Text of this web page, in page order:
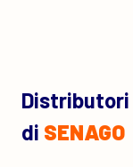
Distributori
di SENAGO